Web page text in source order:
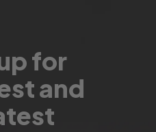
for
and